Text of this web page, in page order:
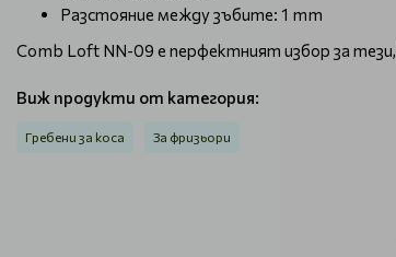
Разстояние между зъбите: 1 mm
Comb Loft NN-09 е перфектният избор за
Виж продукти от категория:
Гребени за коса За фризьори